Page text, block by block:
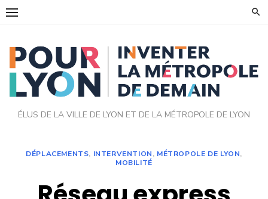
Skip
ÉLUS DE LA VILLE DE LYON ET DE LA MÉTROPOLE DE LYON
DÉPLACEMENTS, INTERVENTION, MÉTROPOLE DE LYON,
MOBILITÉ